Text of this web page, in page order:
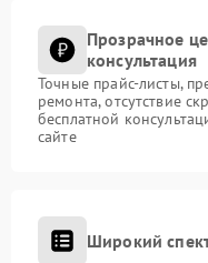
Прозрачное
консультация
Точные прайс-листы,
ремонта, отсутствие
бесплатной
сайте
Широкий